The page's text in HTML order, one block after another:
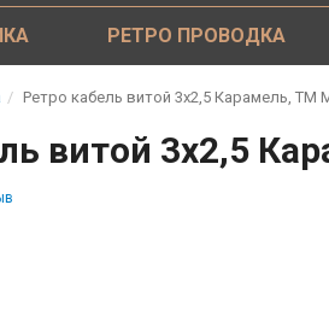
РЕТРО ПРОВОДКА
Ретро кабель витой 3x2,5 Карамель, ТМ
витой 3x2,5